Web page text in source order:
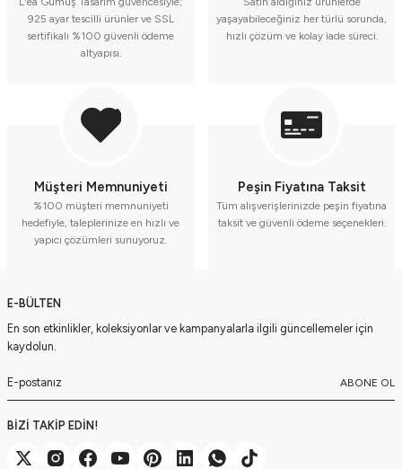
925 ayar tescilli ürünler ve SSL
sertifikalı %100 güvenli ödeme
altyapısı.
yaşayabileceğiniz her türlü sorunda,
hızlı çözüm ve kolay iade süreci.
Müşteri Memnuniyeti
%100 müşteri memnuniyeti
hedefiyle, taleplerinize en hızlı ve
yapıcı çözümleri sunuyoruz.
Peşin Fiyatına Taksit
Tüm alışverişlerinizde peşin fiyatına
taksit ve güvenli ödeme seçenekleri.
E-BÜLTEN
En son etkinlikler, koleksiyonlar ve kampanyalarla ilgili güncellemeler için
kaydolun.
ABONE OL
BİZİ TAKİP EDİN!